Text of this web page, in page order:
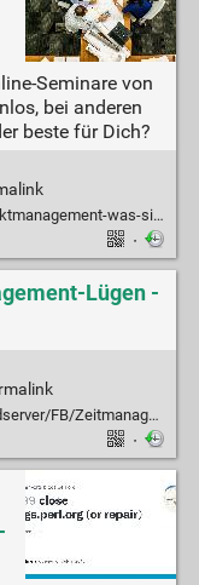
Seminare von
bei anderen
beste für Dich?
sind-die-besten-online-kurse
·
Lügen -
Haufe-Akademie-02-13.pdf
·